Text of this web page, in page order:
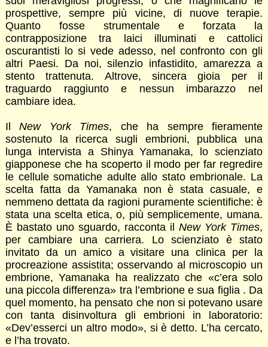
prospettive, sempre più vicine, di nuove terapie.
Quanto fosse strumentale e forzata la
contrapposizione tra laici illuminati e cattolici
oscurantisti lo si vede adesso, nel confronto con gli
altri Paesi. Da noi, silenzio infastidito, amarezza a
stento trattenuta. Altrove, sincera gioia per il
traguardo raggiunto e nessun imbarazzo nel
cambiare idea.
IlNew York Times, che ha sempre fieramente
sostenuto la ricerca sugli embrioni, pubblica una
lunga intervista a Shinya Yamanaka, lo scienziato
giapponese che ha scoperto il modo per far regredire
le cellule somatiche adulte allo stato embrionale. La
scelta fatta da Yamanaka non è stata casuale, e
nemmeno dettata da ragioni puramente scientifiche: è
stata una scelta etica, o, più semplicemente, umana.
È bastato uno sguardo, racconta ilNew York Times,
per cambiare una carriera. Lo scienziato è stato
invitato da un amico a visitare una clinica per la
procreazione assistita; osservando al microscopio un
embrione, Yamanaka ha realizzato che «c’era solo
una piccola differenza» tra l’embrione e sua figlia . Da
quel momento, ha pensato che non si potevano usare
con tanta disinvoltura gli embrioni in laboratorio:
«Dev’esserci un altro modo», si è detto. L’ha cercato,
e l’ha trovato.